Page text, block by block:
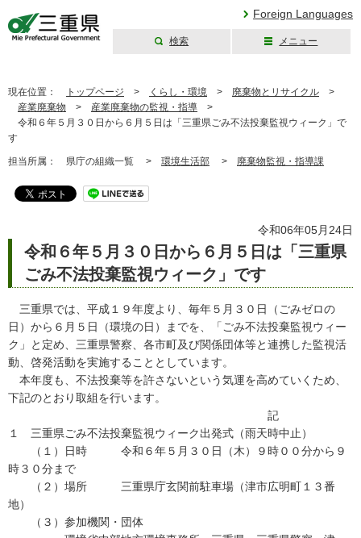
Foreign Languages
検索 メニュー
現在位置： トップページ > くらし・環境 > 廃棄物とリサイクル >
産業廃棄物 > 産業廃棄物の監視・指導 >
令和６年５月３０日から６月５日は「三重県ごみ不法投棄監視ウィーク」で
す
担当所属： 県庁の組織一覧 > 環境生活部 > 廃棄物監視・指導課
令和06年05月24日
令和６年５月３０日から６月５日は「三重県
ごみ不法投棄監視ウィーク」です
三重県では、平成１９年度より、毎年５月３０日（ごみゼロの
日）から６月５日（環境の日）までを、「ごみ不法投棄監視ウィー
ク」と定め、三重県警察、各市町及び関係団体等と連携した監視活
動、啓発活動を実施することとしています。
本年度も、不法投棄等を許さないという気運を高めていくため、
下記のとおり取組を行います。
記
１ 三重県ごみ不法投棄監視ウィーク出発式（雨天時中止）
（１）日時 令和６年５月３０日（木）９時００分から９
時３０分まで
（２）場所 三重県庁玄関前駐車場（津市広明町１３番
地）
（３）参加機関・団体